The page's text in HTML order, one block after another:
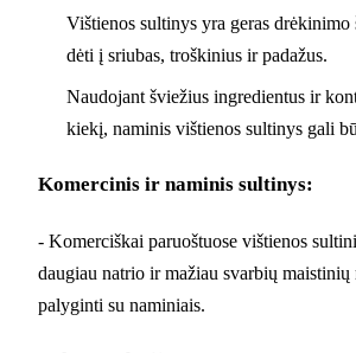
Vištienos sultinys yra geras drėkinimo
dėti į sriubas, troškinius ir padažus.
Naudojant šviežius ingredientus ir
kiekį, naminis vištienos sultinys gali
Komercinis ir naminis sultinys:
- Komerciškai paruoštuose vištienos
daugiau natrio ir mažiau svarbių maistinių
palyginti su naminiais.